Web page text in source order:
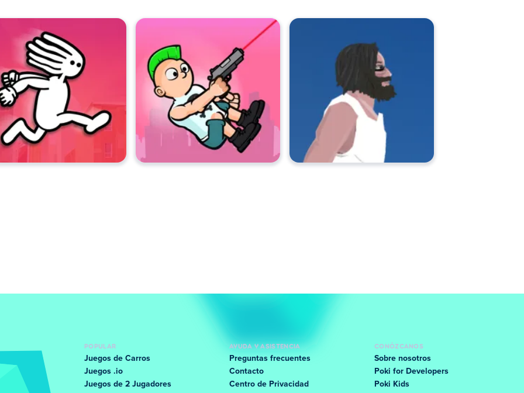
POPULAR
Juegos de Carros
Juegos .io
Juegos de 2 Jugadores
AYUDA Y ASISTENCIA
Preguntas frecuentes
Contacto
Centro de Privacidad
CONÓZCANOS
Sobre nosotros
Poki for Developers
Poki Kids